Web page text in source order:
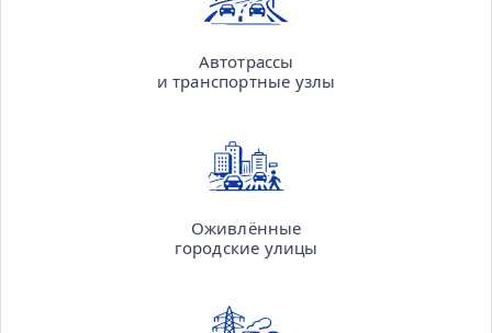
Автотрассы
и транспортные узлы
Оживлённые
городские улицы